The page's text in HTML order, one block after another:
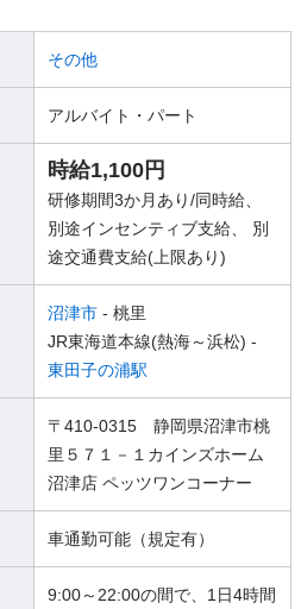
その他
アルバイト・パート
時給1,100円
研修期間3か月あり/同時給、
別途インセンティブ支給、 別
途交通費支給(上限あり)
沼津市 - 桃里
JR東海道本線(熱海～浜松) -
東田子の浦駅
〒410-0315 静岡県沼津市桃
里５７１－１カインズホーム
沼津店 ペッツワンコーナー
車通勤可能（規定有）
9:00～22:00の間で、1日4時間